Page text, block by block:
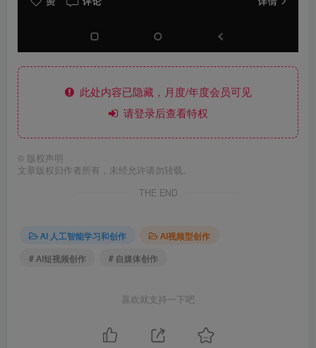
此处内容已隐藏，月度/年度会员可见
请登录后查看特权
© 版权声明
文章版权归作者所有，未经允许请勿转载。
THE END
AI 人工智能学习和创作
AI视频型创作
# AI短视频创作
# 自媒体创作
喜欢就支持一下吧